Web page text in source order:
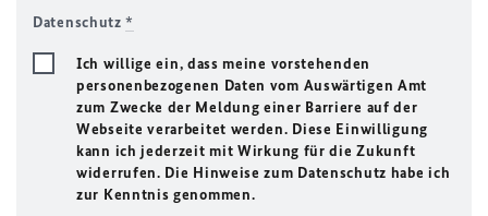
Datenschutz*
Ich willige ein, dass meine vorstehenden
personenbezogenen Daten vom Auswärtigen Amt
zum Zwecke der Meldung einer Barriere auf der
Webseite verarbeitet werden. Diese Einwilligung
kann ich jederzeit mit Wirkung für die Zukunft
widerrufen. Die Hinweise zum Datenschutz habe ich
zur Kenntnis genommen.